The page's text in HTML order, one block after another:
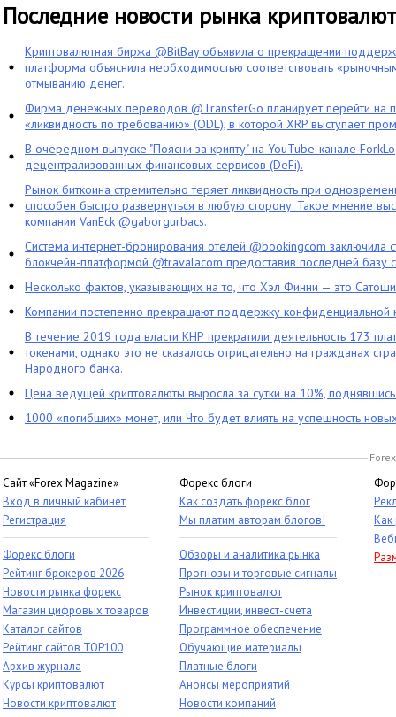
Последние новости рынка криптовалют
Криптовалютная биржа @BitBay объявила о прекращении
платформа объяснила необходимостью соответствовать
отмыванию денег.
Фирма денежных переводов @TransferGo планирует перейти на
«ликвидность по требованию» (ODL), в которой XRP выступает
В очередном выпуске "Поясни за крипту" на YouTube-канале
децентрализованных финансовых сервисов (DeFi).
Рынок биткоина стремительно теряет ликвидность при
способен быстро развернуться в любую сторону. Такое мнение
компании VanEck @gaborgurbacs.
Система интернет-бронирования отелей @bookingcom заключила
блокчейн-платформой @travalacom предоставив последней базу
Несколько фактов, указывающих на то, что Хэл Финни — это
Компании постепенно прекращают поддержку конфиденциальной
В течение 2019 года власти КНР прекратили деятельность 173
токенами, однако это не сказалось отрицательно на гражданах
Народного банка.
Цена ведущей криптовалюты выросла за сутки на 10%,
1000 «погибших» монет, или Что будет влиять на успешность
Сайт «Forex Magazine»
Вход в личный кабинет
Регистрация
Форекс блоги
Рейтинг брокеров 2026
Новости рынка форекс
Магазин цифровых товаров
Каталог сайтов
Рейтинг сайтов TOP100
Архив журнала
Курсы криптовалют
Новости криптовалют
Форекс блоги
Как создать форекс блог
Мы платим авторам блогов!
Обзоры и аналитика рынка
Прогнозы и торговые сигналы
Рынок криптовалют
Инвестиции, инвест-счета
Программное обеспечение
Обучающие материалы
Платные блоги
Анонсы мероприятий
Новости компаний
Как